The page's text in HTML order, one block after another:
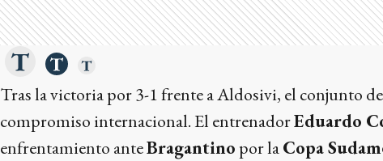
Tras la victoria por 3-1 frente a Aldosivi, el conjunto
compromiso internacional. El entrenadorEduardo
enfrentamiento anteBragantino por laCopa